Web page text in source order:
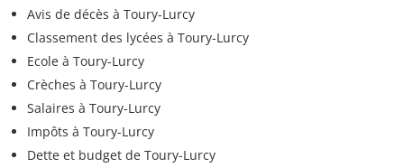
Avis de décès à Toury-Lurcy
Classement des lycées à Toury-Lurcy
Ecole à Toury-Lurcy
Crèches à Toury-Lurcy
Salaires à Toury-Lurcy
Impôts à Toury-Lurcy
Dette et budget de Toury-Lurcy